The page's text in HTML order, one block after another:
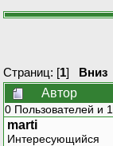
Страниц: [1] Вниз
Автор
0 Пользователей и
marti
Интересующийся